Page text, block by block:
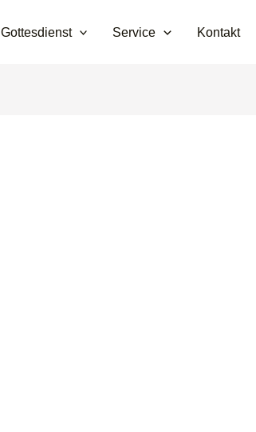
Gottesdienst Service Kontakt